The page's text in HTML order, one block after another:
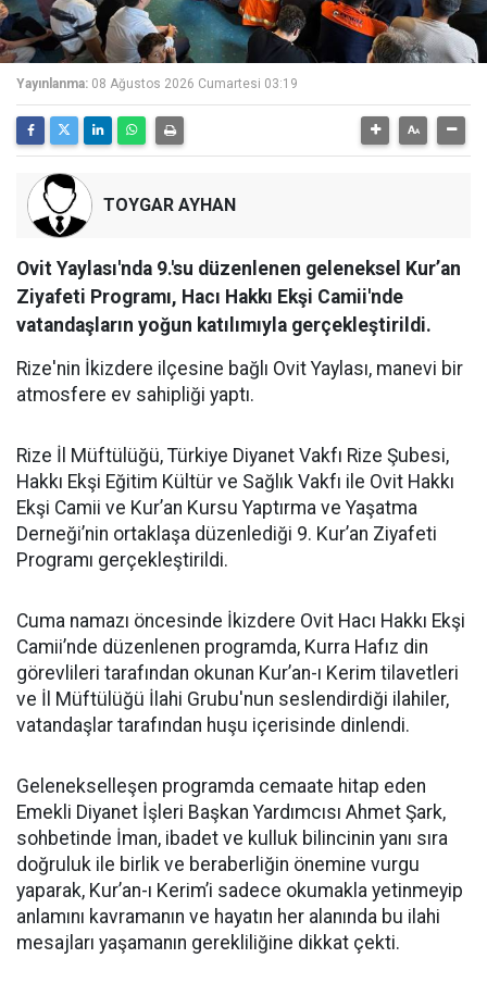
Yayınlanma: 08 Ağustos 2026 Cumartesi 03:19
TOYGAR AYHAN
Ovit Yaylası'nda 9.'su düzenlenen geleneksel Kur’an
Ziyafeti Programı, Hacı Hakkı Ekşi Camii'nde
vatandaşların yoğun katılımıyla gerçekleştirildi.
Rize'nin İkizdere ilçesine bağlı Ovit Yaylası, manevi bir
atmosfere ev sahipliği yaptı.
Rize İl Müftülüğü, Türkiye Diyanet Vakfı Rize Şubesi,
Hakkı Ekşi Eğitim Kültür ve Sağlık Vakfı ile Ovit Hakkı
Ekşi Camii ve Kur’an Kursu Yaptırma ve Yaşatma
Derneği’nin ortaklaşa düzenlediği 9. Kur’an Ziyafeti
Programı gerçekleştirildi.
Cuma namazı öncesinde İkizdere Ovit Hacı Hakkı Ekşi
Camii’nde düzenlenen programda, Kurra Hafız din
görevlileri tarafından okunan Kur’an-ı Kerim tilavetleri
ve İl Müftülüğü İlahi Grubu'nun seslendirdiği ilahiler,
vatandaşlar tarafından huşu içerisinde dinlendi.
Gelenekselleşen programda cemaate hitap eden
Emekli Diyanet İşleri Başkan Yardımcısı Ahmet Şark,
sohbetinde İman, ibadet ve kulluk bilincinin yanı sıra
doğruluk ile birlik ve beraberliğin önemine vurgu
yaparak, Kur’an-ı Kerim’i sadece okumakla yetinmeyip
anlamını kavramanın ve hayatın her alanında bu ilahi
mesajları yaşamanın gerekliliğine dikkat çekti.